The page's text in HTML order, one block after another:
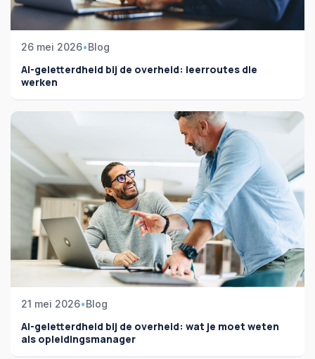
26 mei 2026•Blog
AI-geletterdheid bij de overheid: leerroutes die
werken
21 mei 2026•Blog
AI-geletterdheid bij de overheid: wat je moet weten
als opleidingsmanager